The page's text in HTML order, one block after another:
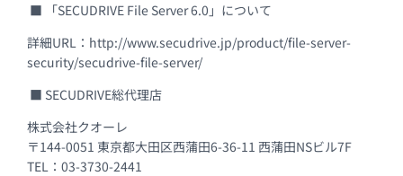
■ 「SECUDRIVE File Server 6.0」について
詳細URL：http://www.secudrive.jp/product/file-server-
security/secudrive-file-server/
■ SECUDRIVE総代理店
株式会社クオーレ
〒144-0051 東京都大田区西蒲田6-36-11 西蒲田NSビル7F
TEL：03-3730-2441